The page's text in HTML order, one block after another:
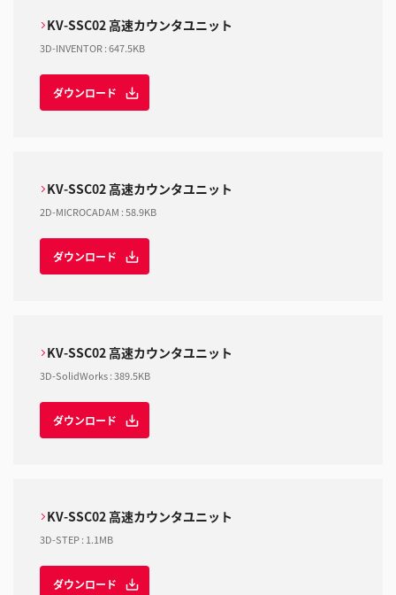
KV-SSC02 高速カウンタユニット
3D-INVENTOR:647.5KB
ダウンロード
KV-SSC02 高速カウンタユニット
2D-MICROCADAM :58.9KB
ダウンロード
KV-SSC02 高速カウンタユニット
3D-SolidWorks:389.5KB
ダウンロード
KV-SSC02 高速カウンタユニット
3D-STEP: 1.1MB
ダウンロード